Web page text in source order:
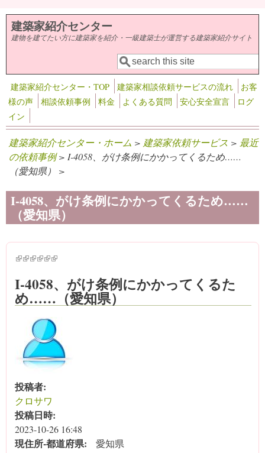
メインコンテンツに移動
建築家紹介センター
建物を建てたい方に建築家を紹介・一級建築士が運営する建築家紹介サイト
検索フォーム
検索
建築家紹介センター・TOP 建築家相談依頼サービスの流れ
お客
様の声
相談依頼事例 料金 よくある質問 安心安全宣言
ログ
イン
建築家紹介センター・ホーム > 建築家依頼サービス > 最近
の依頼事例> I-4058、がけ条例にかかってくるため……
（愛知県） >
I-4058、がけ条例にかかってくるため……
（愛知県）
(link is external)
(link is external)
(link is external)
(link is external)
(link is external)
(link is external)
I-4058、がけ条例にかかってくるた
め……（愛知県）
投稿者:
クロサワ
投稿日時:
2023-10-26 16:48
現住所‐都道府県: 愛知県